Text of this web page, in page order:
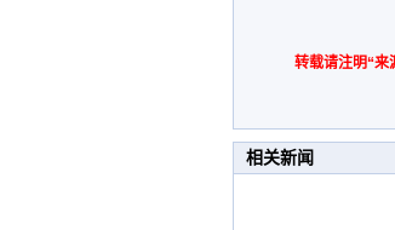
转载请注明“来
相关新闻